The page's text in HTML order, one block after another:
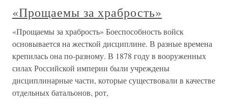
«Прощаемы за храбрость»
«Прощаемы за храбрость» Боеспособность войск
основывается на жесткой дисциплине. В разные времена
крепилась она по-разному. В 1878 году в вооруженных
силах Российской империи были учреждены
дисциплинарные части, которые существовали в качестве
отдельных батальонов, рот,